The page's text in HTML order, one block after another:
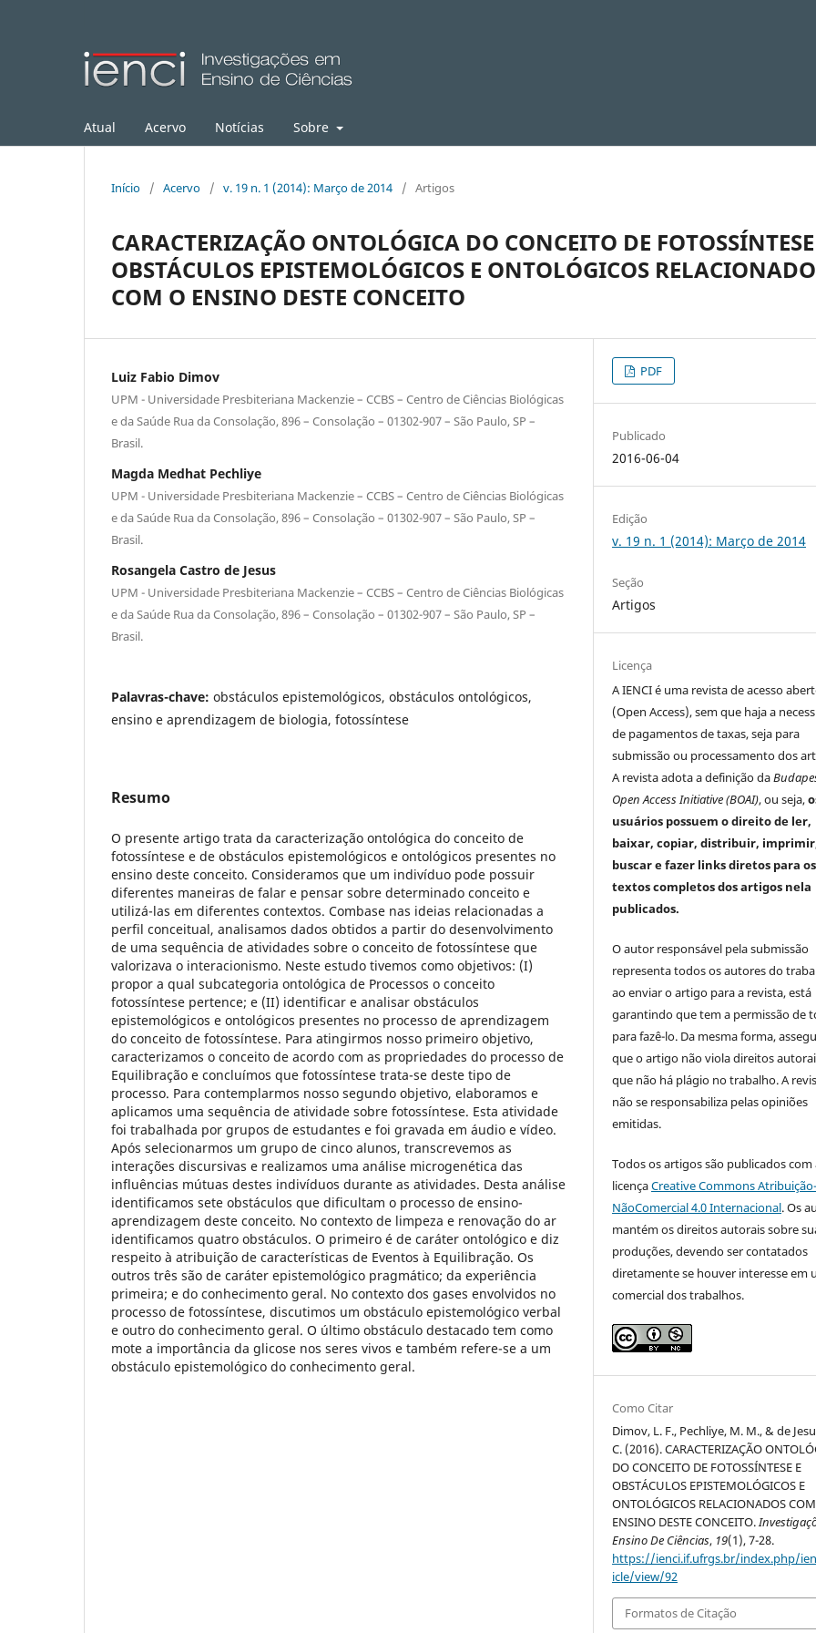
Atual Acervo Notícias Sobre
Início / Acervo / v. 19 n. 1 (2014): Março de 2014 / Artigos
CARACTERIZAÇÃO ONTOLÓGICA DO CONCEITO DE
OBSTÁCULOS EPISTEMOLÓGICOS E ONTOLÓGICOS
COM O ENSINO DESTE CONCEITO
Luiz Fabio Dimov
UPM - Universidade Presbiteriana Mackenzie – CCBS – Centro de Ciências Biológicas
e da Saúde Rua da Consolação, 896 – Consolação – 01302-907 – São Paulo, SP –
Brasil.
Magda Medhat Pechliye
UPM - Universidade Presbiteriana Mackenzie – CCBS – Centro de Ciências Biológicas
e da Saúde Rua da Consolação, 896 – Consolação – 01302-907 – São Paulo, SP –
Brasil.
Rosangela Castro de Jesus
UPM - Universidade Presbiteriana Mackenzie – CCBS – Centro de Ciências Biológicas
e da Saúde Rua da Consolação, 896 – Consolação – 01302-907 – São Paulo, SP –
Brasil.
Palavras-chave: obstáculos epistemológicos, obstáculos ontológicos,
ensino e aprendizagem de biologia, fotossíntese
Resumo
O presente artigo trata da caracterização ontológica do conceito de
fotossíntese e de obstáculos epistemológicos e ontológicos presentes no
ensino deste conceito. Consideramos que um indivíduo pode possuir
diferentes maneiras de falar e pensar sobre determinado conceito e
utilizá-las em diferentes contextos. Combase nas ideias relacionadas a
perfil conceitual, analisamos dados obtidos a partir do desenvolvimento
de uma sequência de atividades sobre o conceito de fotossíntese que
valorizava o interacionismo. Neste estudo tivemos como objetivos: (I)
propor a qual subcategoria ontológica de Processos o conceito
fotossíntese pertence; e (II) identificar e analisar obstáculos
epistemológicos e ontológicos presentes no processo de aprendizagem
do conceito de fotossíntese. Para atingirmos nosso primeiro objetivo,
caracterizamos o conceito de acordo com as propriedades do processo de
Equilibração e concluímos que fotossíntese trata-se deste tipo de
processo. Para contemplarmos nosso segundo objetivo, elaboramos e
aplicamos uma sequência de atividade sobre fotossíntese. Esta atividade
foi trabalhada por grupos de estudantes e foi gravada em áudio e vídeo.
Após selecionarmos um grupo de cinco alunos, transcrevemos as
interações discursivas e realizamos uma análise microgenética das
influências mútuas destes indivíduos durante as atividades. Desta análise
identificamos sete obstáculos que dificultam o processo de ensino-
aprendizagem deste conceito. No contexto de limpeza e renovação do ar
identificamos quatro obstáculos. O primeiro é de caráter ontológico e diz
respeito à atribuição de características de Eventos à Equilibração. Os
outros três são de caráter epistemológico pragmático; da experiência
primeira; e do conhecimento geral. No contexto dos gases envolvidos no
processo de fotossíntese, discutimos um obstáculo epistemológico verbal
e outro do conhecimento geral. O último obstáculo destacado tem como
mote a importância da glicose nos seres vivos e também refere-se a um
obstáculo epistemológico do conhecimento geral.
PDF
Publicado
2016-06-04
Edição
v. 19 n. 1 (2014): Março de 2014
Seção
Artigos
Licença
A IENCI é uma revista de acesso
(Open Access), sem que haja a
de pagamentos de taxas, seja para
submissão ou processamento dos
A revista adota a definição da
Open Access Initiative (BOAI), ou seja,
usuários possuem o direito de ler,
baixar, copiar, distribuir,
buscar e fazer links diretos para os
textos completos dos artigos nela
publicados.
O autor responsável pela submissão
representa todos os autores do
ao enviar o artigo para a revista, está
garantindo que tem a permissão de
para fazê-lo. Da mesma forma,
que o artigo não viola direitos
que não há plágio no trabalho. A
não se responsabiliza pelas opiniões
emitidas.
Todos os artigos são publicados com
licençaCreative Commons Atribuição-
NãoComercial 4.0 Internacional. Os
mantém os direitos autorais sobre
produções, devendo ser contatados
diretamente se houver interesse em
comercial dos trabalhos.
Como Citar
Dimov, L. F., Pechliye, M. M., & de
C. (2016). CARACTERIZAÇÃO
DO CONCEITO DE FOTOSSÍNTESE E
OBSTÁCULOS EPISTEMOLÓGICOS E
ONTOLÓGICOS RELACIONADOS
ENSINO DESTE CONCEITO.
Ensino De Ciências, 19(1), 7-28.
https://ienci.if.ufrgs.br/index.php/
icle/view/92
Formatos de Citação